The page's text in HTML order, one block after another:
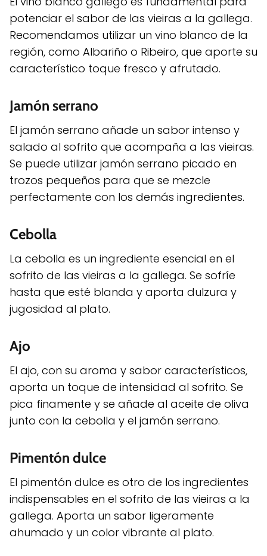
potenciar el sabor de las vieiras a la gallega.
Recomendamos utilizar un vino blanco de la
región, como Albariño o Ribeiro, que aporte su
característico toque fresco y afrutado.
Jamón serrano
El jamón serrano añade un sabor intenso y
salado al sofrito que acompaña a las vieiras.
Se puede utilizar jamón serrano picado en
trozos pequeños para que se mezcle
perfectamente con los demás ingredientes.
Cebolla
La cebolla es un ingrediente esencial en el
sofrito de las vieiras a la gallega. Se sofríe
hasta que esté blanda y aporta dulzura y
jugosidad al plato.
Ajo
El ajo, con su aroma y sabor característicos,
aporta un toque de intensidad al sofrito. Se
pica finamente y se añade al aceite de oliva
junto con la cebolla y el jamón serrano.
Pimentón dulce
El pimentón dulce es otro de los ingredientes
indispensables en el sofrito de las vieiras a la
gallega. Aporta un sabor ligeramente
ahumado y un color vibrante al plato.